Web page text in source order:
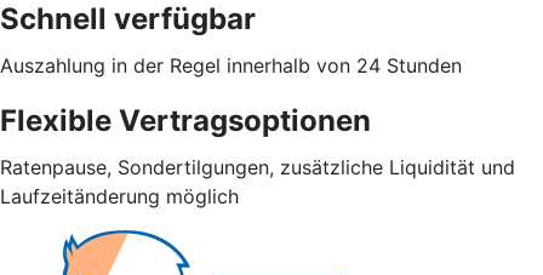
Schnell verfügbar
Auszahlung in der Regel innerhalb von 24 Stunden
Flexible Vertragsoptionen
Ratenpause, Sondertilgungen, zusätzliche Liquidität und
Laufzeitänderung möglich